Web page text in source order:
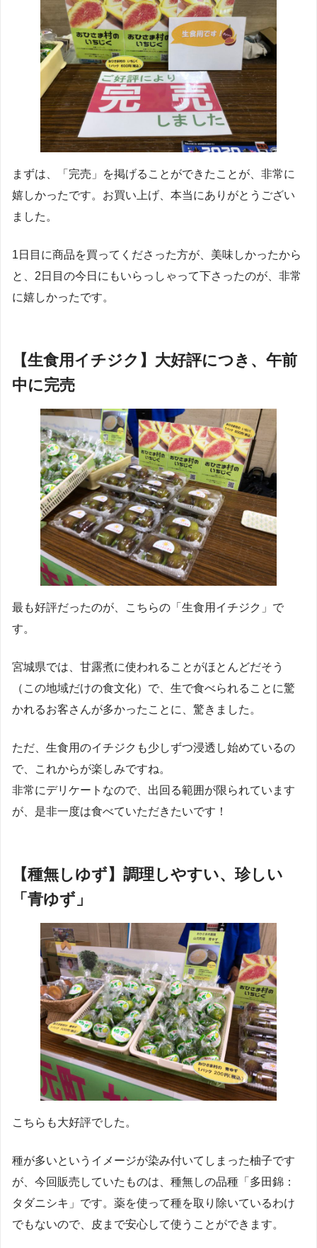
まずは、「完売」を掲げることができたことが、非常に
嬉しかったです。お買い上げ、本当にありがとうござい
ました。
1日目に商品を買ってくださった方が、美味しかったから
と、2日目の今日にもいらっしゃって下さったのが、非常
に嬉しかったです。
【生食用イチジク】大好評につき、午前
中に完売
最も好評だったのが、こちらの「生食用イチジク」で
す。
宮城県では、甘露煮に使われることがほとんどだそう
（この地域だけの食文化）で、生で食べられることに驚
かれるお客さんが多かったことに、驚きました。
ただ、生食用のイチジクも少しずつ浸透し始めているの
で、これからが楽しみですね。
非常にデリケートなので、出回る範囲が限られています
が、是非一度は食べていただきたいです！
【種無しゆず】調理しやすい、珍しい
「青ゆず」
こちらも大好評でした。
種が多いというイメージが染み付いてしまった柚子です
が、今回販売していたものは、種無しの品種「多田錦：
タダニシキ」です。薬を使って種を取り除いているわけ
でもないので、皮まで安心して使うことができます。